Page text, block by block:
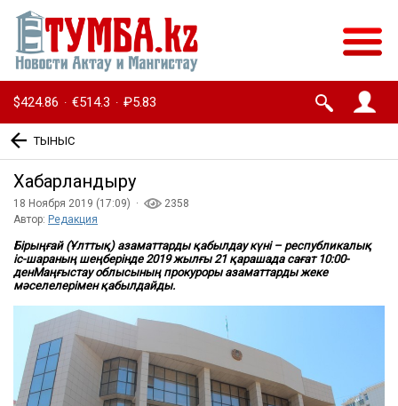
$424.86 · €514.3 · ₽5.83
ТЫНЫС
Хабарландыру
18 Ноября 2019 (17:09) ·
2358
Автор: Редакция
Бірыңғай (Ұлттық) азаматтарды қабылдау күні – республикалық
іс-шараның шеңберінде 2019 жылғы 21 қарашада сағат 10:00-
денМаңғыстау облысының прокуроры азаматтарды жеке
мәселелерімен қабылдайды.